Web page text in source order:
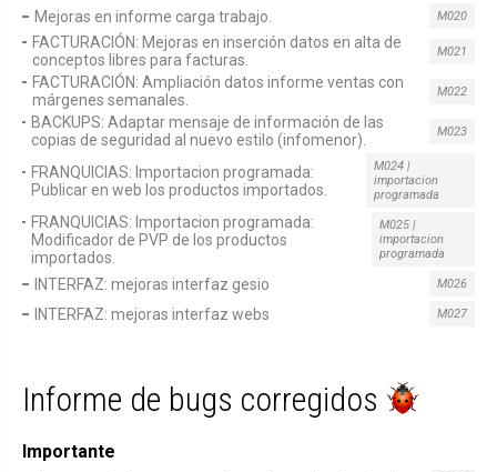
Mejoras en informe carga trabajo. M020
FACTURACIÓN: Mejoras en inserción datos en alta de
conceptos libres para facturas.
M021
FACTURACIÓN: Ampliación datos informe ventas con
márgenes semanales.
M022
BACKUPS: Adaptar mensaje de información de las
copias de seguridad al nuevo estilo (infomenor).
M023
FRANQUICIAS: Importacion programada:
Publicar en web los productos importados.
M024 |
importacion
programada
FRANQUICIAS: Importacion programada:
Modificador de PVP de los productos
importados.
M025 |
importacion
programada
INTERFAZ: mejoras interfaz gesio M026
INTERFAZ: mejoras interfaz webs M027
Informe de bugs corregidos
Importante